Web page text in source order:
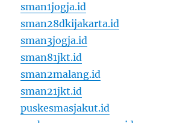
sman1jogja.id
sman28dkijakarta.id
sman3jogja.id
sman81jkt.id
sman2malang.id
sman21jkt.id
puskesmasjakut.id